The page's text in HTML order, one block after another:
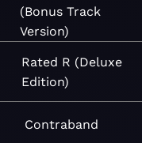
(Bonus Track
Version)
Rated R (Deluxe
Edition)
Contraband